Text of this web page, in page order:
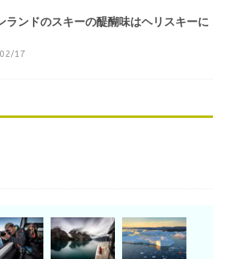
ランドのスキーの醍醐味はヘリスキーに
17